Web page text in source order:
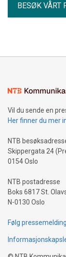
BESØK VÅRT
Vil du sende en
Her finner du mer
NTB
Skippergata 24
0154 Oslo
NTB postadresse
Boks 6817 St.
N-0130 Oslo
Følg